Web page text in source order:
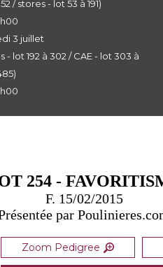
/ stores - lot 53 à 191)
3 juillet
lot 192 à 302 / CAE - lot 303 à
254 -
F. 15/02/2015
par
Zoom Pedigree